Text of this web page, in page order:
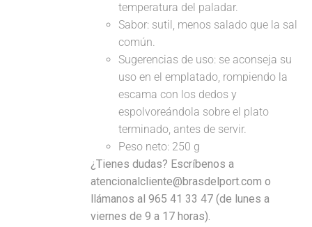
temperatura del paladar.
Sabor: sutil, menos salado que la sal
común.
Sugerencias de uso: se aconseja su
uso en el emplatado, rompiendo la
escama con los dedos y
espolvoreándola sobre el plato
terminado, antes de servir.
Peso neto: 250 g
¿Tienes dudas? Escríbenos a
atencionalcliente@brasdelport.com o
llámanos al 965 41 33 47 (de lunes a
viernes de 9 a 17 horas).